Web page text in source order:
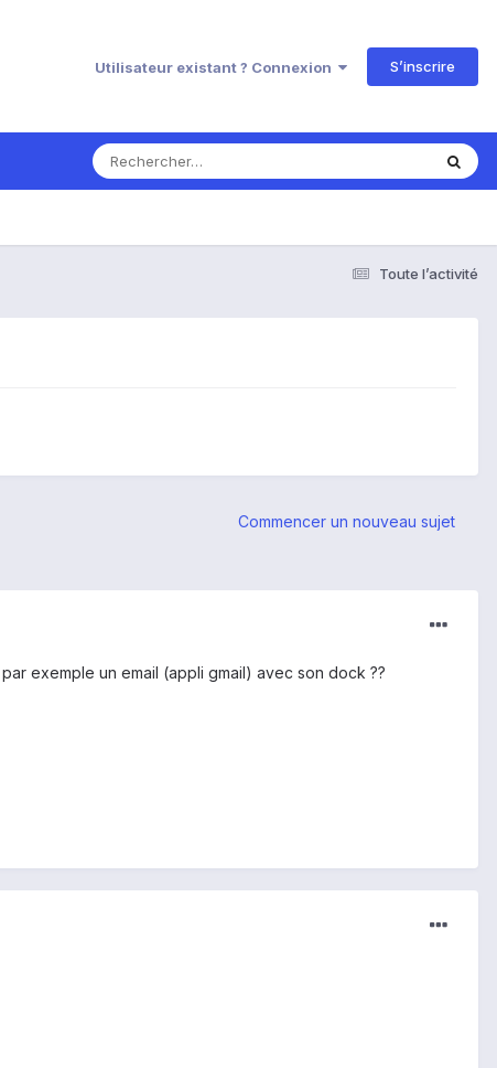
Utilisateur existant ? Connexion S’inscrire
Toute l’activité
Commencer un nouveau sujet
exemple un email (appli gmail) avec son dock ??